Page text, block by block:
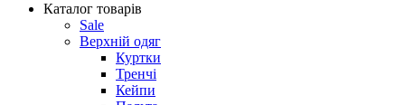
Каталог товарів
Sale
Верхній одяг
Куртки
Тренчі
Кейпи